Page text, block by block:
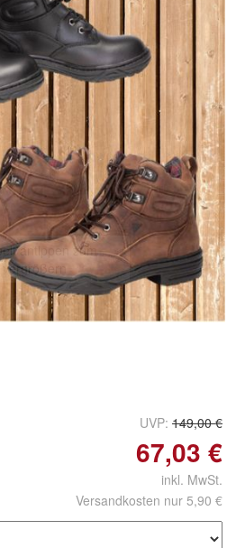
antippen zum
vergrößern
UVP: 149,00 €
67,03 €
inkl. MwSt.
Versandkosten nur 5,90 €